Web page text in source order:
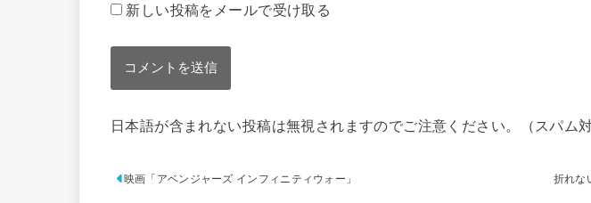
新しい投稿をメールで受け取る
日本語が含まれない投稿は無視されますのでご注意ください。（スパム対
映画「アベンジャーズ インフィニティウォー」 折れな